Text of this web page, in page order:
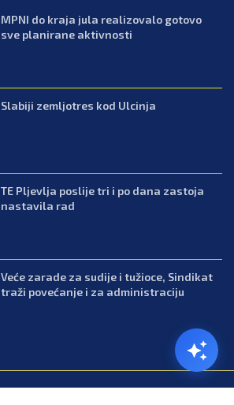
MPNI do kraja jula realizovalo gotovo
sve planirane aktivnosti
Slabiji zemljotres kod Ulcinja
TE Pljevlja poslije tri i po dana zastoja
nastavila rad
Veće zarade za sudije i tužioce, Sindikat
traži povećanje i za administraciju